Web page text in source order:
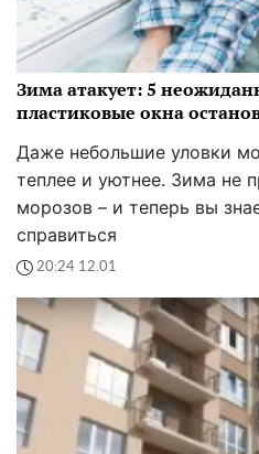
Зима атакует: 5
пластиковые окна
Даже небольшие уловки
теплее и уютнее. Зима не
морозов – и теперь вы
справиться
20:24 12.01